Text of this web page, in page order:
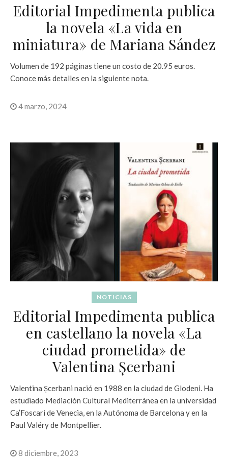
Editorial Impedimenta publica
la novela «La vida en
miniatura» de Mariana Sández
Volumen de 192 páginas tiene un costo de 20.95 euros.
Conoce más detalles en la siguiente nota.
4 marzo, 2024
NOTICIAS
Editorial Impedimenta publica
en castellano la novela «La
ciudad prometida» de
Valentina Șcerbani
Valentina Șcerbani nació en 1988 en la ciudad de Glodeni. Ha
estudiado Mediación Cultural Mediterránea en la universidad
Ca’Foscari de Venecia, en la Autónoma de Barcelona y en la
Paul Valéry de Montpellier.
8 diciembre, 2023